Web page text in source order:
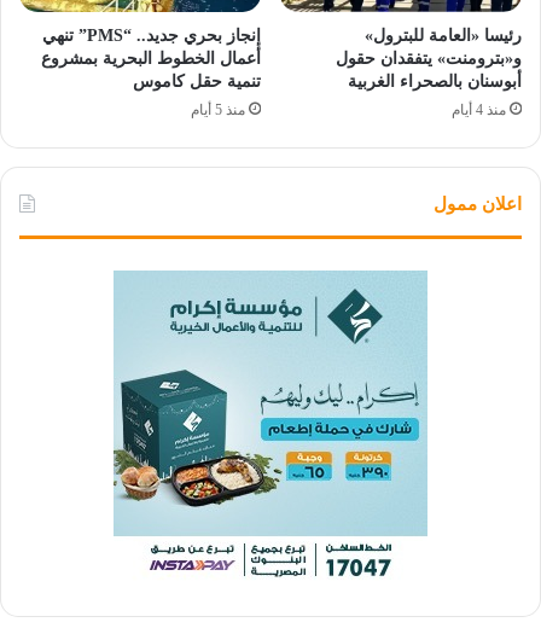
رئيسا «العامة للبترول»
و«بترومنت» يتفقدان حقول
أبوسنان بالصحراء الغربية
منذ 4 أيام
إنجاز بحري جديد.. “PMS” تنهي
أعمال الخطوط البحرية بمشروع
تنمية حقل كاموس
منذ 5 أيام
اعلان ممول